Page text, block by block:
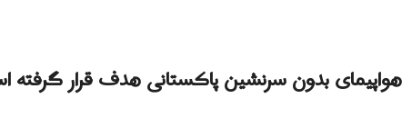
بدون سرنشین پاکستانی هدف قرار